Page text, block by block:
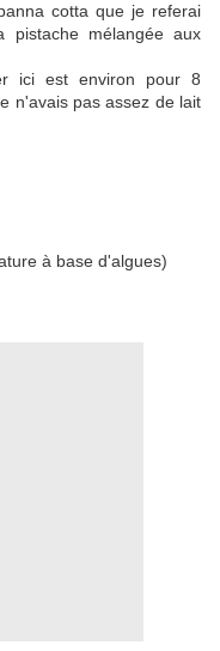
cotta que je referai
mélangée aux
ici est environ pour 8
n'avais pas assez de lait
à base d'algues)